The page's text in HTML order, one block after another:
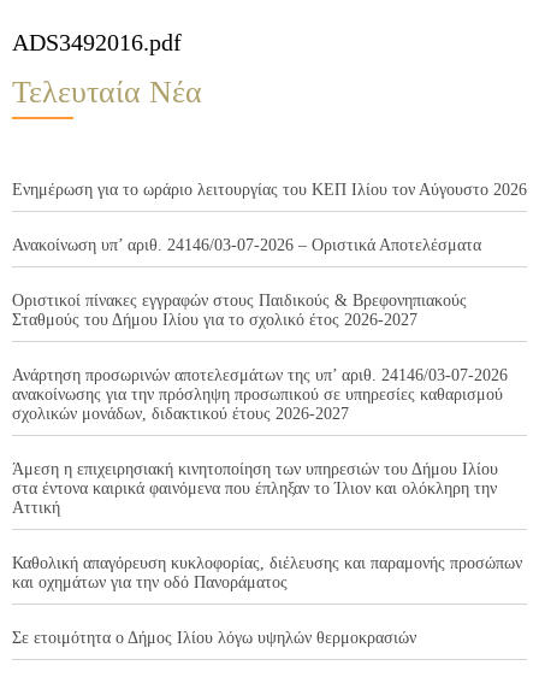
ADS3492016.pdf
Τελευταία Νέα
Ενημέρωση για το ωράριο λειτουργίας του ΚΕΠ Ιλίου τον Αύγουστο 2026
Ανακοίνωση υπ’ αριθ. 24146/03-07-2026 – Οριστικά Αποτελέσματα
Οριστικοί πίνακες εγγραφών στους Παιδικούς & Βρεφονηπιακούς
Σταθμούς του Δήμου Ιλίου για το σχολικό έτος 2026-2027
Ανάρτηση προσωρινών αποτελεσμάτων της υπ’ αριθ. 24146/03-07-2026
ανακοίνωσης για την πρόσληψη προσωπικού σε υπηρεσίες καθαρισμού
σχολικών μονάδων, διδακτικού έτους 2026-2027
Άμεση η επιχειρησιακή κινητοποίηση των υπηρεσιών του Δήμου Ιλίου
στα έντονα καιρικά φαινόμενα που έπληξαν το Ίλιον και ολόκληρη την
Αττική
Καθολική απαγόρευση κυκλοφορίας, διέλευσης και παραμονής προσώπων
και οχημάτων για την οδό Πανοράματος
Σε ετοιμότητα ο Δήμος Ιλίου λόγω υψηλών θερμοκρασιών